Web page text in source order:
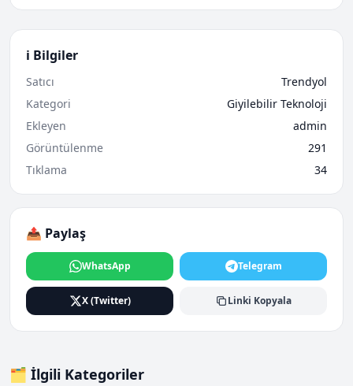
ℹ️ Bilgiler
Satıcı
Trendyol
Kategori
Giyilebilir Teknoloji
Ekleyen
admin
Görüntülenme
291
Tıklama
34
📤 Paylaş
WhatsApp Telegram
X (Twitter) Linki Kopyala
🗂️ İlgili Kategoriler